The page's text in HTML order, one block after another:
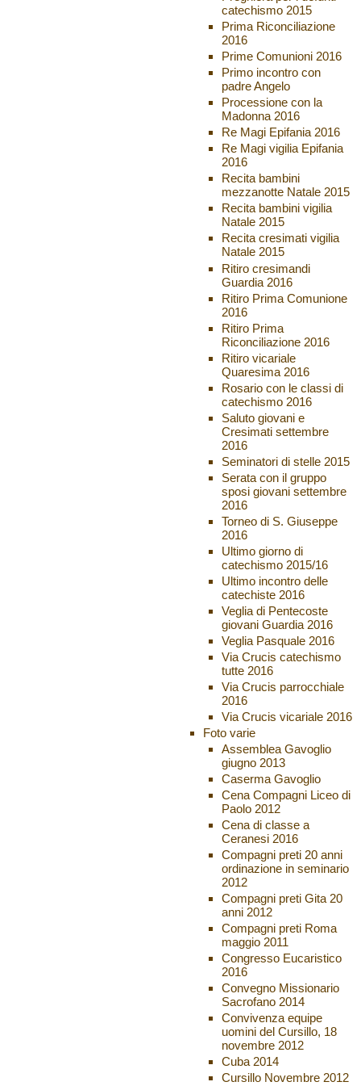
catechismo 2015
Prima Riconciliazione
2016
Prime Comunioni 2016
Primo incontro con
padre Angelo
Processione con la
Madonna 2016
Re Magi Epifania 2016
Re Magi vigilia Epifania
2016
Recita bambini
mezzanotte Natale 2015
Recita bambini vigilia
Natale 2015
Recita cresimati vigilia
Natale 2015
Ritiro cresimandi
Guardia 2016
Ritiro Prima Comunione
2016
Ritiro Prima
Riconciliazione 2016
Ritiro vicariale
Quaresima 2016
Rosario con le classi di
catechismo 2016
Saluto giovani e
Cresimati settembre
2016
Seminatori di stelle 2015
Serata con il gruppo
sposi giovani settembre
2016
Torneo di S. Giuseppe
2016
Ultimo giorno di
catechismo 2015/16
Ultimo incontro delle
catechiste 2016
Veglia di Pentecoste
giovani Guardia 2016
Veglia Pasquale 2016
Via Crucis catechismo
tutte 2016
Via Crucis parrocchiale
2016
Via Crucis vicariale 2016
Foto varie
Assemblea Gavoglio
giugno 2013
Caserma Gavoglio
Cena Compagni Liceo di
Paolo 2012
Cena di classe a
Ceranesi 2016
Compagni preti 20 anni
ordinazione in seminario
2012
Compagni preti Gita 20
anni 2012
Compagni preti Roma
maggio 2011
Congresso Eucaristico
2016
Convegno Missionario
Sacrofano 2014
Convivenza equipe
uomini del Cursillo, 18
novembre 2012
Cuba 2014
Cursillo Novembre 2012